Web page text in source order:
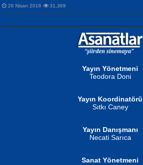
NURAN KÖSE BAYDAR
Ben Deniz Değilim ki...
26 Nisan 2016 31,369
Yayın Yönetmeni
Teodora Doni
Yayın Koordinatörü
Sıtkı Caney
Yayın Danışmanı
Necati Sarıca
Sanat Yönetmeni